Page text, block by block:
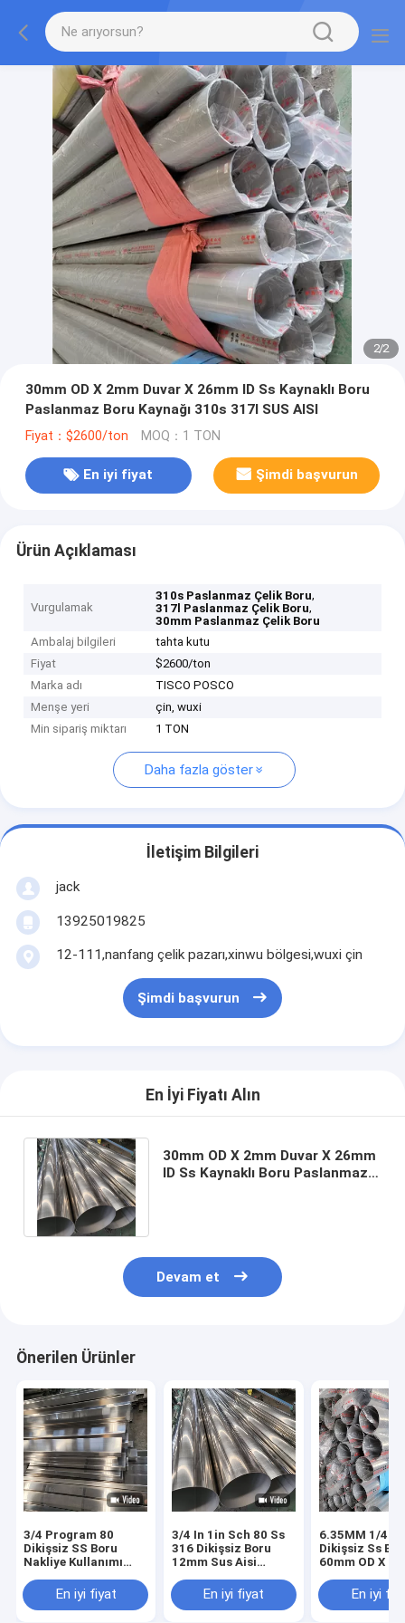
2/2
30mm OD X 2mm Duvar X 26mm ID Ss Kaynaklı Boru
Paslanmaz Boru Kaynağı 310s 317l SUS AISI
Fiyat：$2600/ton MOQ：1 TON
En iyi fiyat Şimdi başvurun
Ürün Açıklaması
Vurgulamak
310s Paslanmaz Çelik Boru,
317l Paslanmaz Çelik Boru,
30mm Paslanmaz Çelik Boru
Ambalaj bilgileri
tahta kutu
Fiyat
$2600/ton
Marka adı
TISCO POSCO
Menşe yeri
çin, wuxi
Min sipariş miktarı
1 TON
Daha fazla göster
İletişim Bilgileri
jack
13925019825
12-111,nanfang çelik pazarı,xinwu bölgesi,wuxi çin
Şimdi başvurun
En İyi Fiyatı Alın
30mm OD X 2mm Duvar X 26mm
ID Ss Kaynaklı Boru Paslanmaz
Devam et
Önerilen Ürünler
3/4 Program 80
Dikişsiz SS Boru
Nakliye Kullanımı
En iyi fiyat
3/4 In 1in Sch 80 Ss
316 Dikişsiz Boru
12mm Sus Aisi
En iyi fiyat
6.35MM 1/4
Dikişsiz Ss
60mm OD X
Dikişsiz Boru
En iyi